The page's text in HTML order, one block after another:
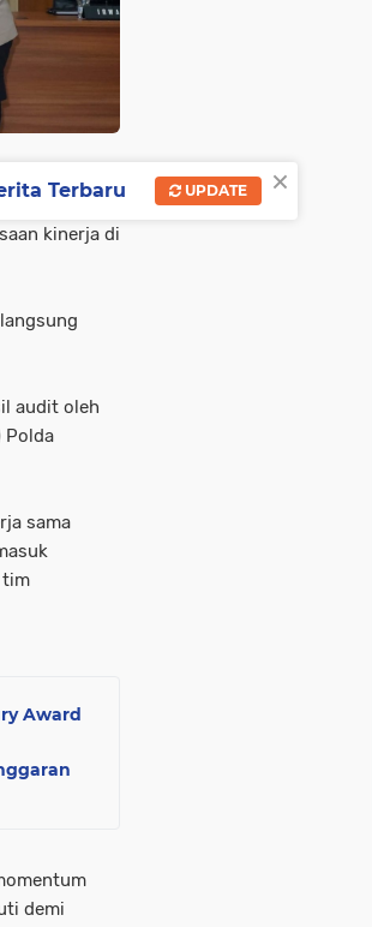
resmi
kinerja di
audit oleh
Polda
sama
tim
Award
demi
×
Terbaru UPDATE